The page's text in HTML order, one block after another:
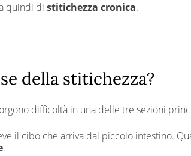
quindi di stitichezza cronica.
della stitichezza?
difficoltà in una delle tre sezioni
il cibo che arriva dal piccolo intestino.
.